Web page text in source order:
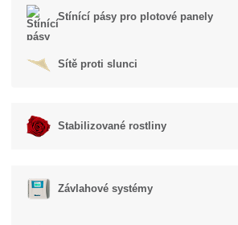
Stínící pásy pro plotové panely
Sítě proti slunci
Stabilizované rostliny
Závlahové systémy